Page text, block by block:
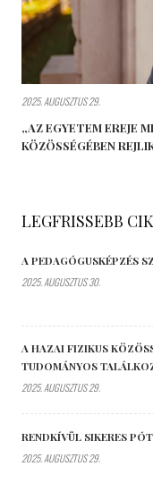
2025. AUGUSZTUS 29.
„AZ EGYETEM EREJE
KÖZÖSSÉGÉBEN
LEGFRISSEBB
A PEDAGÓGUSKÉPZÉS
2025. AUGUSZTUS 30.
A HAZAI FIZIKUS
TUDOMÁNYOS
2025. AUGUSZTUS 29.
RENDKÍVÜL SIKERES
2025. AUGUSZTUS 29.